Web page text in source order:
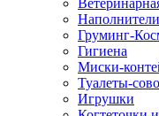
Наполнители
Груминг-
Гигиена
Миски-
Туалеты-
Игрушки